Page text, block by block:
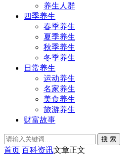
养生人群
四季养生
春季养生
夏季养生
秋季养生
冬季养生
日常养生
运动养生
名家养生
美食养生
旅游养生
财富故事
搜 索
首页 百科资讯文章正文